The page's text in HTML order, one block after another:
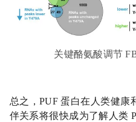
关键酪氨酸调节
总之，PUF 蛋白在人类健康
伴关系将很快成为了解人类